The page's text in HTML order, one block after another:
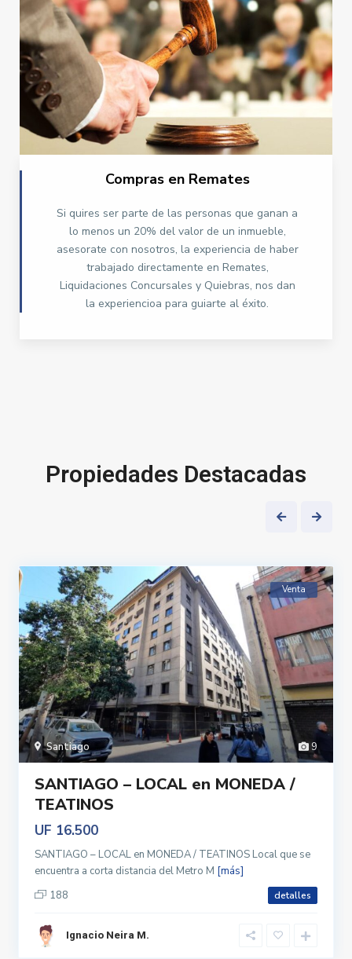
Compras en Remates
Si quires ser parte de las personas que ganan a
lo menos un 20% del valor de un inmueble,
asesorate con nosotros, la experiencia de haber
trabajado directamente en Remates,
Liquidaciones Concursales y Quiebras, nos dan
la experiencioa para guiarte al éxito.
Propiedades Destacadas
9
Santiago
Venta
SANTIAGO – LOCAL en MONEDA /
TEATINOS
UF 16.500
SANTIAGO – LOCAL en MONEDA / TEATINOS Local que se
encuentra a corta distancia del Metro M [más]
188
detalles
Ignacio Neira M.